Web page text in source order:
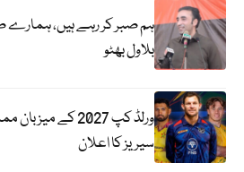
ہم صبر کر رہے ہیں، ہمارے
بلاول بھٹو
ورلڈ کپ 2027 کے
سیریز کا اعلان